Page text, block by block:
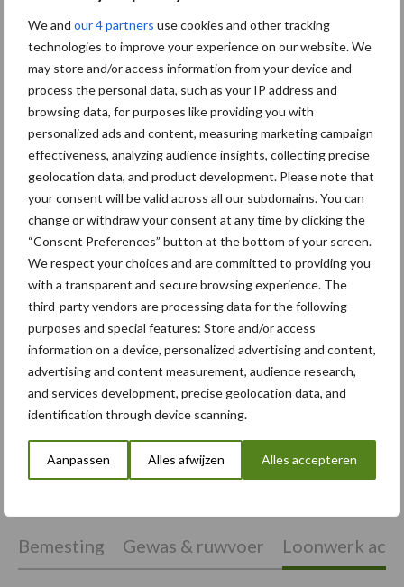
We and our 4 partners use cookies and other tracking
technologies to improve your experience on our website. We
may store and/or access information from your device and
process the personal data, such as your IP address and
browsing data, for purposes like providing you with
personalized ads and content, measuring marketing campaign
effectiveness, analyzing audience insights, collecting precise
geolocation data, and product development. Please note that
your consent will be valid across all our subdomains. You can
change or withdraw your consent at any time by clicking the
“Consent Preferences” button at the bottom of your screen.
We respect your choices and are committed to providing you
with a transparent and secure browsing experience. The
third-party vendors are processing data for the following
purposes and special features: Store and/or access
information on a device, personalized advertising and content,
advertising and content measurement, audience research,
and services development, precise geolocation data, and
identification through device scanning.
Aanpassen Alles afwijzen Alles accepteren
Beeld: Jasper vd Zwan
Aanbevolen voor jou! management
“Inzicht is nog maar het
begin”
Stilstand voorkomen met
slijtvaste lagen
Carré rondt herstructurering
af en kijkt weer vooruit
Bemesting Gewas & ruwvoer Loonwerk